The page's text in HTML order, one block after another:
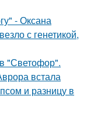
- Оксана
с генетикой,
"Светофор".
встала
и разницу в